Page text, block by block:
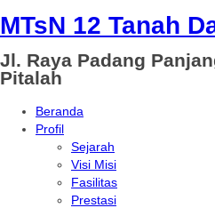
MTsN 12 Tanah
Jl. Raya Padang
Pitalah
Beranda
Profil
Sejarah
Visi Misi
Fasilitas
Prestasi